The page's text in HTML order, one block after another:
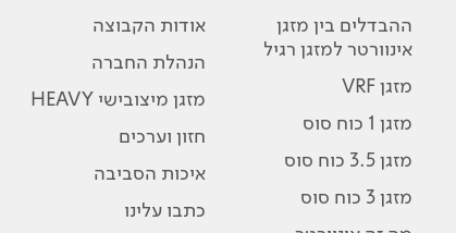
ההבדלים בין מזגן
אינוורטר למזגן רגיל
מזגן VRF
מזגן 1 כוח סוס
מזגן 3.5 כוח סוס
מזגן 3 כוח סוס
אודות הקבוצה
הנהלת החברה
מזגן מיצובישי HEAVY
חזון וערכים
איכות הסביבה
כתבו עלינו